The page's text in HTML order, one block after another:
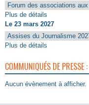
Forum des associations
Plus de détails
Le 23 mars 2027
Assises du Journalisme
Plus de détails
COMMUNIQUÉS DE PRESSE :
Aucun évènement à afficher.